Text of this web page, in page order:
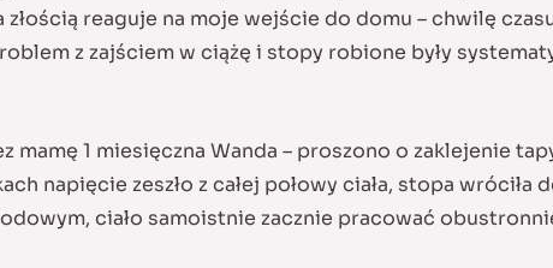
reaguje na moje wejście do domu – chwilę
z zajściem w ciążę i stopy robione były
mamę 1 miesięczna Wanda – proszono o zaklejenie
napięcie zeszło z całej połowy ciała, stopa wróciła
ciało samoistnie zacznie pracować